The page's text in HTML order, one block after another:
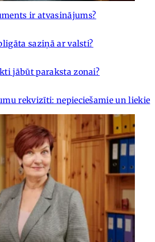
ir atvasinājums?
saziņā ar valsti?
jābūt paraksta zonai?
rekvizīti: nepieciešamie un liekie